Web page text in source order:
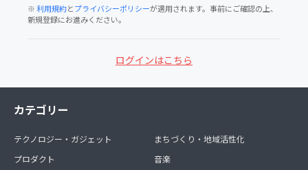
※利用規約とプライバシーポリシーが適用されます。事前にご確認の上、
新規登録にお進みください。
ログインはこちら
カテゴリー
テクノロジー・ガジェット
プロダクト
まちづくり・地域活性化
音楽